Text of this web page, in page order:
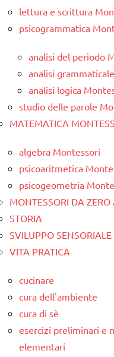
lettura e scrittura
psicogrammatica
analisi del periodo
analisi
analisi logica
studio delle parole
MATEMATICA
algebra Montessori
psicoaritmetica
psicogeometria
MONTESSORI DA
STORIA
SVILUPPO SENSORIALE
VITA PRATICA
cucinare
cura dell'ambiente
cura di sè
esercizi preliminari e
elementari